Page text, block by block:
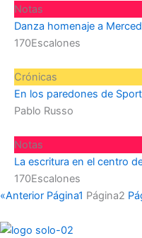
Notas
Danza homenaje a
170Escalones
Crónicas
En los paredones de
Pablo Russo
Notas
La escritura en el centro
170Escalones
«Anterior Página1 Página2